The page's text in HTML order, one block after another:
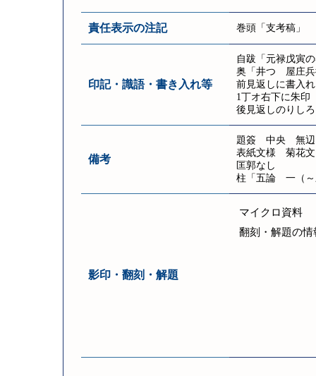
責任表示の注記 巻頭「支考稿」
印記・識語・書き入れ等
自跋「元禄戊寅
奥「井つゝ屋庄
前見返しに書入
1丁オ右下に朱印
後見返しのりし
備考
題簽 中央 無辺
表紙文様 菊花文
匡郭なし
柱「五論 一（～
影印・翻刻・解題
マイクロ資料
翻刻・解題の情